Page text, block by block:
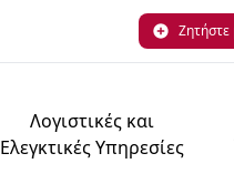
Ζητήστε
Λογιστικές και
Ελεγκτικές Υπηρεσίες